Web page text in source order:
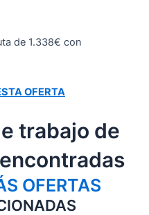
de 1.338€ con
OFERTA
trabajo de
encontradas
OFERTAS